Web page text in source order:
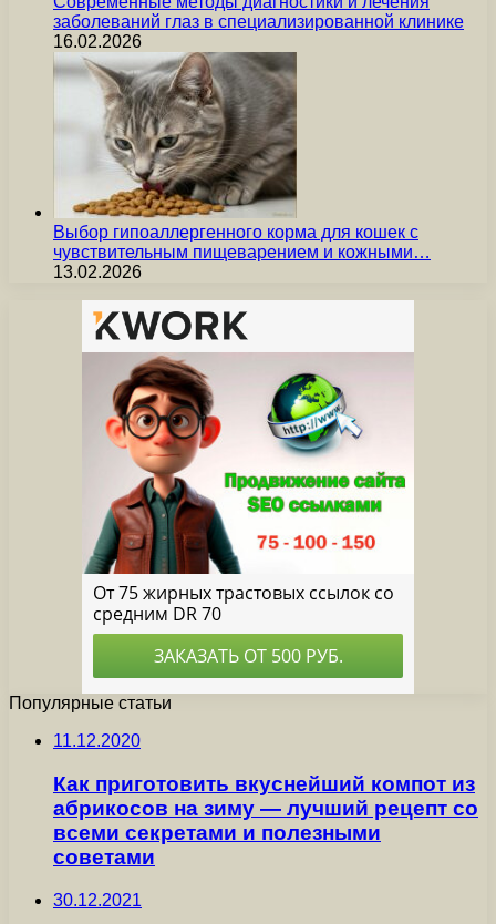
заболеваний глаз в специализированной клинике
16.02.2026
Выбор гипоаллергенного корма для кошек с
чувствительным пищеварением и кожными…
13.02.2026
Популярные статьи
11.12.2020
Как приготовить вкуснейший компот из
абрикосов на зиму — лучший рецепт со
всеми секретами и полезными
советами
30.12.2021